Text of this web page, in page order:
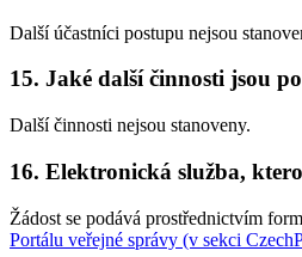
Další účastníci postupu nejsou
15. Jaké další činnosti jsou
Další činnosti nejsou stanoveny.
16. Elektronická služba,
Žádost se podává prostřednictvím
Portálu veřejné správy (v sekci